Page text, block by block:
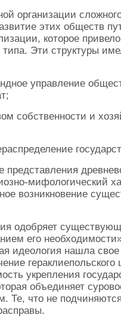
организации
этих обществ
которое
типа. Эти структуры
управление
собственности и
представления
мифологический
возникновение
одобряет
его
идеология нашла
укрепления
объединяет
Те, что не